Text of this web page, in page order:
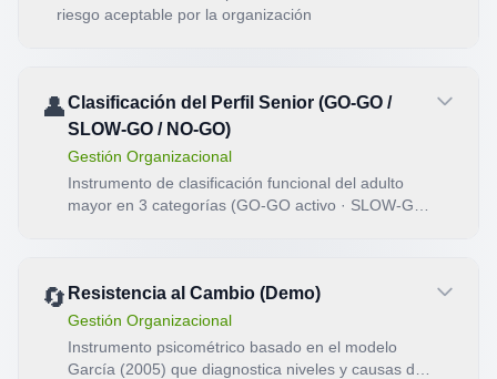
riesgo aceptable por la organización
👤Clasificación del Perfil Senior (GO-GO /
SLOW-GO / NO-GO)
Gestión Organizacional
Instrumento de clasificación funcional del adulto
mayor en 3 categorías (GO-GO activo · SLOW-GO
🔄 Resistencia al Cambio (Demo)
Gestión Organizacional
Instrumento psicométrico basado en el modelo
García (2005) que diagnostica niveles y causas de